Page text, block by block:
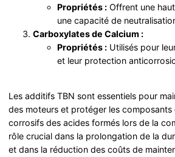
Propriétés : Offrent une
une capacité de
Carboxylates de Calcium :
Propriétés : Utilisés pour
et leur protection
Les additifs TBN sont essentiels pour
des moteurs et protéger les
corrosifs des acides formés lors de la
rôle crucial dans la prolongation de la
et dans la réduction des coûts de